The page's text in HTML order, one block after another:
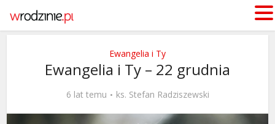
Ewangelia i Ty
Ewangelia i Ty – 22 grudnia
6 lat temu ks. Stefan Radziszewski